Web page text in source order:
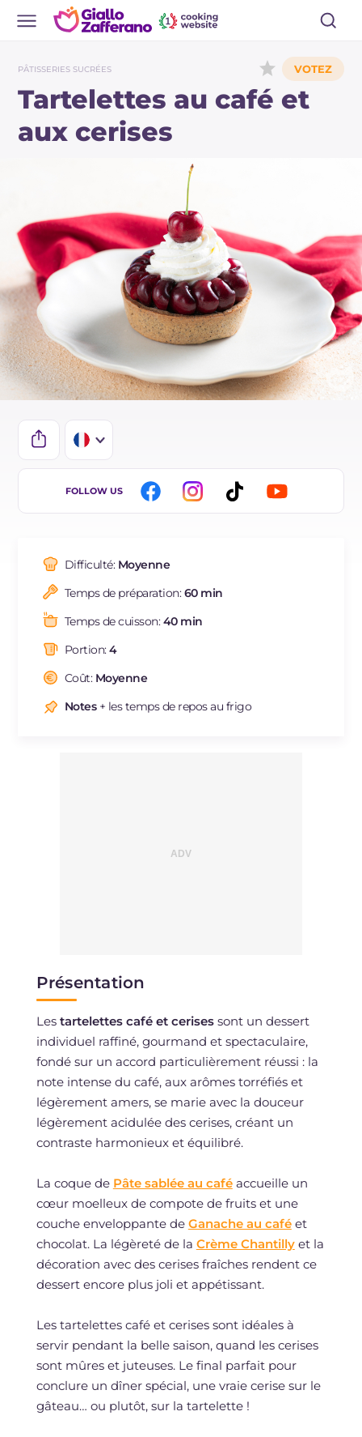
PÂTISSERIES SUCRÉES
Tartelettes au café et
aux cerises
IT
ES
NL
BR
FOLLOW US
Difficulté: Moyenne
Temps de préparation:60 min
Temps de cuisson:40 min
Portion:4
Coût: Moyenne
Notes+ les temps de repos au frigo
Présentation
Les tartelettes café et cerisessont un dessert
individuel raffiné, gourmand et spectaculaire,
fondé sur un accord particulièrement réussi : la
note intense du café, aux arômes torréfiés et
légèrement amers, se marie avec la douceur
légèrement acidulée des cerises, créant un
contraste harmonieux et équilibré.
La coque de Pâte sablée au caféaccueille un
cœur moelleux de compote de fruits et une
couche enveloppante de Ganache au caféet
chocolat. La légèreté de la Crème Chantillyet la
décoration avec des cerises fraîches rendent ce
dessert encore plus joli et appétissant.
Les tartelettes café et cerises sont idéales à
servir pendant la belle saison, quand les cerises
sont mûres et juteuses. Le final parfait pour
conclure un dîner spécial, une vraie cerise sur le
gâteau… ou plutôt, sur la tartelette !